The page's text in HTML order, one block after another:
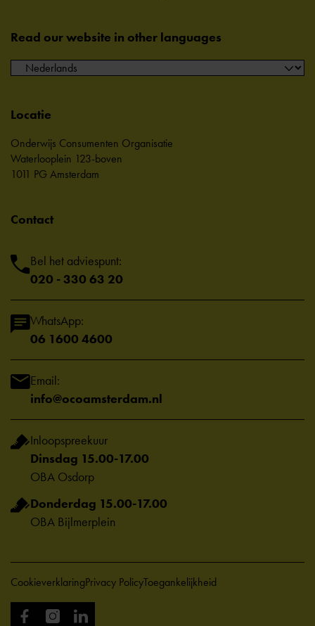
Read our website in other languages
Locatie
Onderwijs Consumenten Organisatie
Waterlooplein 123-boven
1011 PG Amsterdam
Contact
Bel het adviespunt:
020 - 330 63 20
WhatsApp:
06 1600 4600
Email:
info@ocoamsterdam.nl
Inloopspreekuur
Dinsdag 15.00-17.00
OBA Osdorp
Donderdag 15.00-17.00
OBA Bijlmerplein
CookieverklaringPrivacy PolicyToegankelijkheid